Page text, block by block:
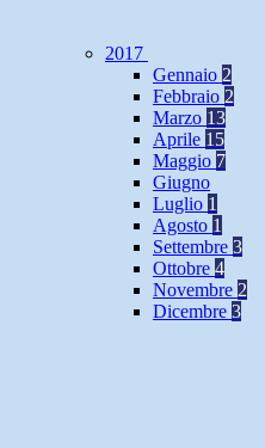
2017
Gennaio 2
Febbraio 2
Marzo 13
Aprile 15
Maggio 7
Giugno
Luglio 1
Agosto 1
Settembre 3
Ottobre 4
Novembre 2
Dicembre 3